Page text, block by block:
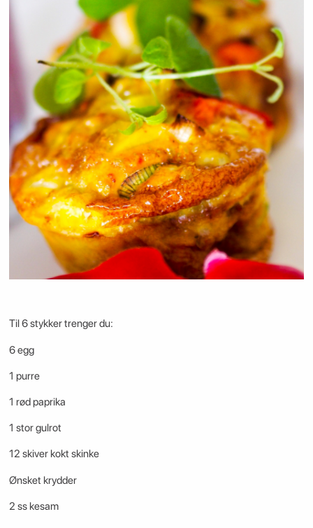
Til 6 stykker trenger du:
6 egg
1 purre
1 rød paprika
1 stor gulrot
12 skiver kokt skinke
Ønsket krydder
2 ss kesam